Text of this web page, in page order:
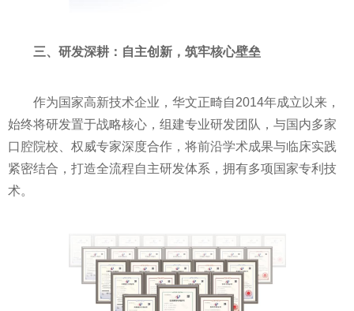
三、研发深耕：自主创新，筑牢核心壁垒
作为国家高新技术企业，华文正畸自2014年成立以来，
始终将研发置于战略核心，组建专业研发团队，与国内多家
口腔院校、权威专家深度合作，将前沿学术成果与临床实践
紧密结合，打造全流程自主研发体系，拥有多项国家专利技
术。